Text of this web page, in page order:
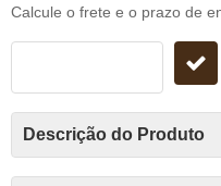
Calcule o frete e o prazo de
Descrição do Produto